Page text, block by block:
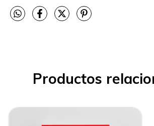
Productos